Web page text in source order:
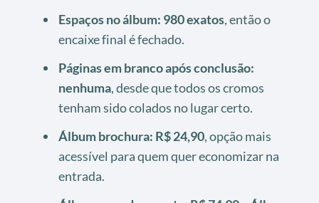
Espaços no álbum: 980 exatos, então o
encaixe final é fechado.
Páginas em branco após conclusão:
nenhuma, desde que todos os cromos
tenham sido colados no lugar certo.
Álbum brochura: R$ 24,90, opção mais
acessível para quem quer economizar na
entrada.